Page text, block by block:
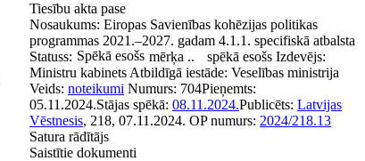
Tiesību akta pase
Nosaukums: Eiropas Savienības kohēzijas politikas
programmas 2021.–2027. gadam 4.1.1. specifiskā atbalsta
mērķa ..
Statuss: Spēkā esošs spēkā esošs Izdevējs:
Ministru kabinets Atbildīgā iestāde: Veselības ministrija
Veids: noteikumi Numurs: 704Pieņemts:
05.11.2024.Stājas spēkā: 08.11.2024.Publicēts: Latvijas
Vēstnesis, 218, 07.11.2024. OP numurs: 2024/218.13
Satura rādītājs
Saistītie dokumenti